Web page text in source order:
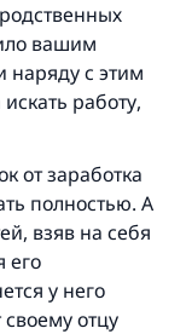
вашим
наряду с этим
работу,
от заработка
полностью. А
взяв на себя
его
у него
своему отцу